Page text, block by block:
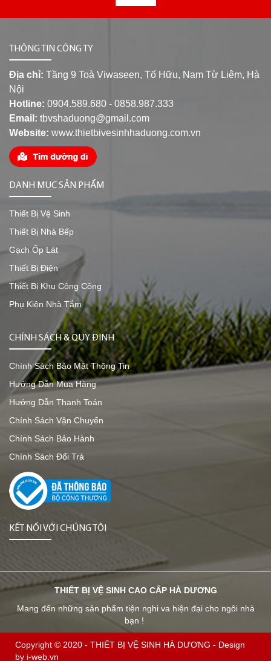
THÔNG TIN CÔNG TY
Địa chỉ: Tầng 9 Toà Viwaseen, Tố Hữu, Nam Từ Liêm, Hà
Nội
Hotline: 0904.589.680 - 0858.987.333
Email: tbvshaduong@gmail.com
Website: www.thietbivesinhhaduong.com.vn
DANH MỤC SẢN PHẨM
Thiết Bị Vệ Sinh
Thiết Bị Nhà Bếp
Gạch Ốp Lát
Thiết Bị Điện
Thiết Bị Khu Công Cộng
Phụ Kiện Nhà Tắm
CHÍNH SÁCH & QUY ĐỊNH
Chính Sách Bảo Mật Thông Tin
Hướng Dẫn Mua Hàng
Hướng Dẫn Thanh Toán
Chính Sách Vận Chuyển
Chính Sách Bảo Hành
Chính Sách Đổi Trả
KẾT NỐI VỚI CHÚNG TÔI
THIẾT BỊ VỆ SINH CAO CẤP HÀ DƯƠNG
Mang đến những sản phẩm tiện nghi va hiện đại cho ngôi nhà
bạn !
Copyright © 2020 - THIẾT BỊ VỆ SINH HÀ DƯƠNG - Design
by i-web.vn